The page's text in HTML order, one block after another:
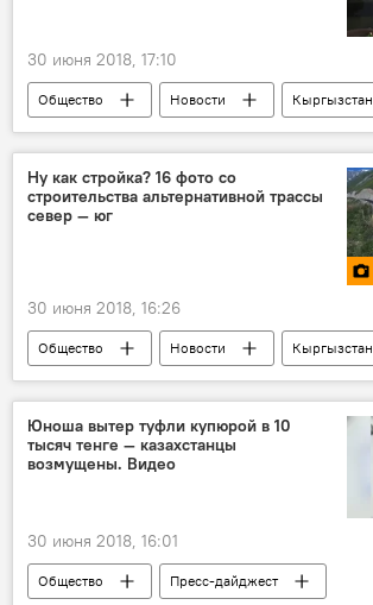
30 июня 2018, 17:10
Общество Новости
Кыргызстан
Чункурчак
аттракцион экстрим
Ну как стройка? 16 фото со
строительства альтернативной трассы
север — юг
30 июня 2018, 16:26
Общество Новости
Кыргызстан
Мультимедиа
фото
дорога
строительство
Север-Юг
Юноша вытер туфли купюрой в 10
тысяч тенге — казахстанцы
возмущены. Видео
30 июня 2018, 16:01
Общество
Пресс-дайджест